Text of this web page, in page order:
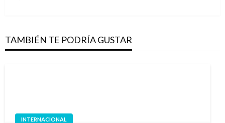
TAMBIÉN TE PODRÍA GUSTAR
INTERNACIONAL